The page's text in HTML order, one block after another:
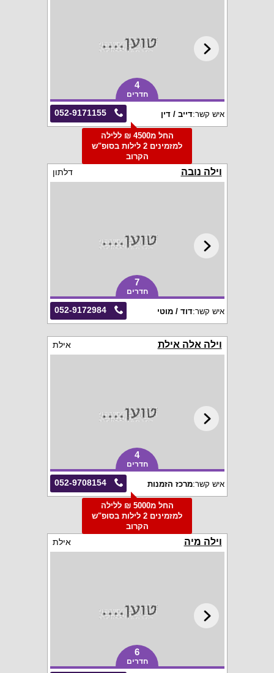
4
חדרים
052-9171155 איש קשר:דייב / דין
החל מ4500 ₪ ללילה
למזמינים 2 לילות בסופ"ש
הקרוב
וילה נובה דלתון
7
חדרים
052-9172984 איש קשר:דוד / מוטי
וילה אלה אילת אילת
4
חדרים
052-9708154 איש קשר:מרכז הזמנות
החל מ5000 ₪ ללילה
למזמינים 2 לילות בסופ"ש
הקרוב
וילה מיה אילת
6
חדרים